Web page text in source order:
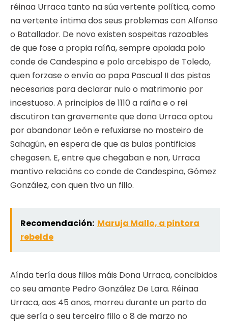
réinaa Urraca tanto na súa vertente política, como
na vertente íntima dos seus problemas con Alfonso
o Batallador. De novo existen sospeitas razoables
de que fose a propia raíña, sempre apoiada polo
conde de Candespina e polo arcebispo de Toledo,
quen forzase o envío ao papa Pascual II das pistas
necesarias para declarar nulo o matrimonio por
incestuoso. A principios de 1110 a raíña e o rei
discutiron tan gravemente que dona Urraca optou
por abandonar León e refuxiarse no mosteiro de
Sahagún, en espera de que as bulas pontificias
chegasen. E, entre que chegaban e non, Urraca
mantivo relacións co conde de Candespina, Gómez
González, con quen tivo un fillo.
Recomendación: Maruja Mallo, a pintora
rebelde
Aínda tería dous fillos máis Dona Urraca, concibidos
co seu amante Pedro González De Lara. Réinaa
Urraca, aos 45 anos, morreu durante un parto do
que sería o seu terceiro fillo o 8 de marzo no